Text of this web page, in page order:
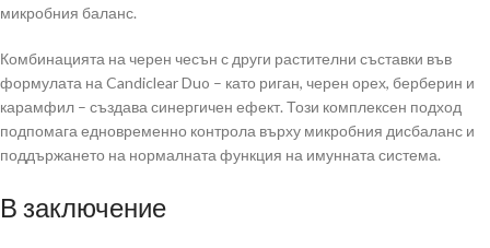
микробния баланс.
Комбинацията на черен чесън с други растителни съставки във
формулата на Candiclear Duo – като риган, черен орех, берберин и
карамфил – създава синергичен ефект. Този комплексен подход
подпомага едновременно контрола върху микробния дисбаланс и
поддържането на нормалната функция на имунната система.
В заключение